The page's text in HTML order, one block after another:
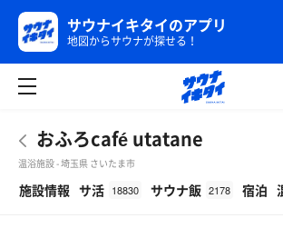
サウナイキタイのアプリ
地図からサウナが探せる！
おふろcafé utatane
温浴施設 - 埼玉県 さいたま市
施設情報 サ活 18830 サウナ飯 2178 宿泊